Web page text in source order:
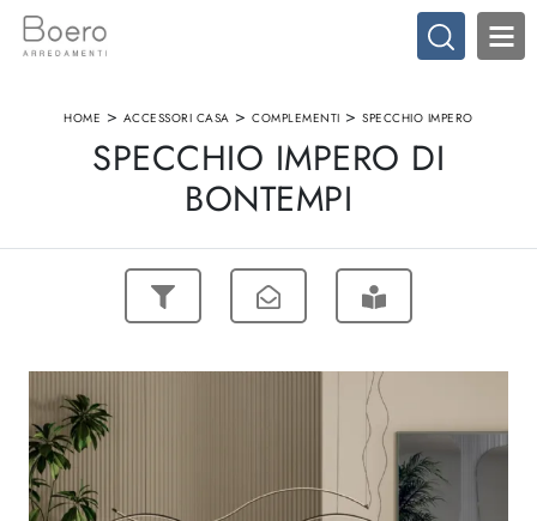
HOME > ACCESSORI CASA >COMPLEMENTI >SPECCHIO IMPERO
SPECCHIO IMPERO DI
BONTEMPI